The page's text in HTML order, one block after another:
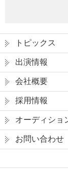
トピックス
出演情報
会社概要
採用情報
オーディショ
お問い合わせ